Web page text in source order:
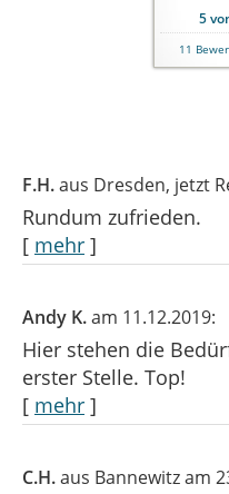
5
11
F.H.aus Dresden, jetzt
Rundum zufrieden.
[ mehr ]
Andy K.am 11.12.2019:
Hier stehen die
erster Stelle. Top!
[ mehr ]
C.H.aus Bannewitzam